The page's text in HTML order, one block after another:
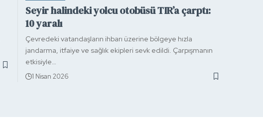
Seyir halindeki yolcu otobüsü TIR’a çarptı:
10 yaralı
Çevredeki vatandaşların ihbarı üzerine bölgeye hızla
jandarma, itfaiye ve sağlık ekipleri sevk edildi. Çarpışmanın
etkisiyle…
1 Nisan 2026